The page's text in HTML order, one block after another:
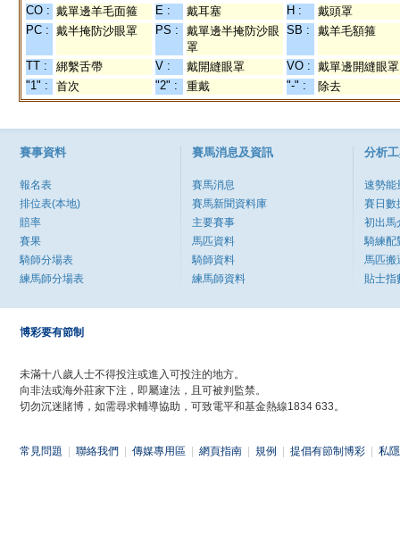
CO : 戴單邊羊毛面箍 E : 戴耳塞 H :
戴頭罩
PC : 戴半掩防沙眼罩 PS :
戴單邊半掩防沙眼
罩
SB : 戴羊毛額箍
TT : 綁繫舌帶 V : 戴開縫眼罩 VO : 戴單邊開縫眼罩
"1" :
首次 "2" : 重戴 "-" : 除去
賽事資料
報名表
排位表(本地)
賠率
賽果
騎師分場表
練馬師分場表
賽馬消息及資訊
賽馬消息
賽馬新聞資料庫
主要賽事
馬匹資料
騎師資料
練馬師資料
分析
速勢能
賽日數
初出馬
騎練配
馬匹搬
貼士指
博彩要有節制
未滿十八歲人士不得投注或進入可投注的地方。
向非法或海外莊家下注，即屬違法，且可被判監禁。
切勿沉迷賭博，如需尋求輔導協助，可致電平和基金熱線1834 633。
常見問題 聯絡我們 傳媒專用區 網頁指南 規例 提倡有節制博彩 私